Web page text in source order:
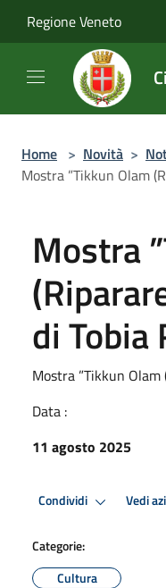
Regione Veneto
Home > Novità >
Mostra ”Tikkun Olam
Mostra
di Tobia
Mostra ”Tikkun Olam
Data :
11 agosto 2025
Condividi Vedi
Categorie:
Cultura